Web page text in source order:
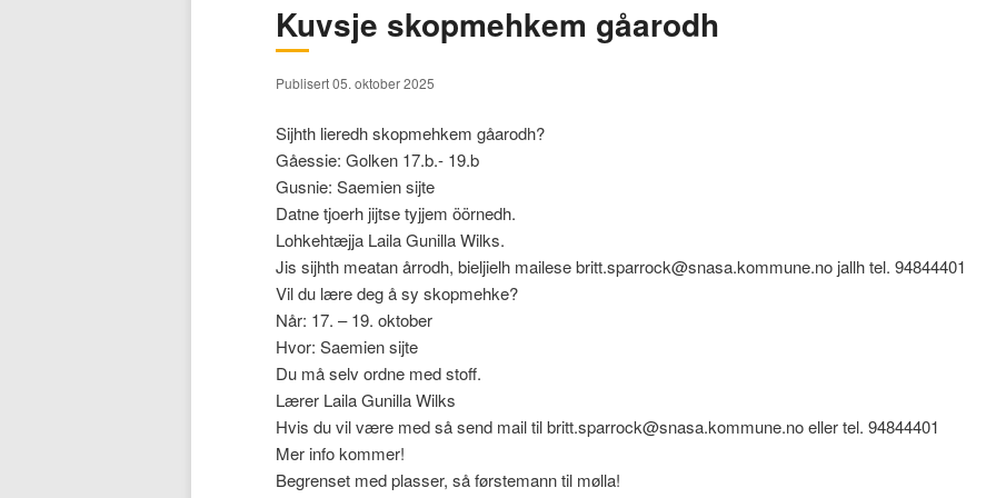
hovedinnholdet
sekundærinnholdet
Kuvsje skopmehkem gåarodh
Publisert 05. oktober 2025
Sijhth lieredh skopmehkem gåarodh?
Gåessie: Golken 17.b.- 19.b
Gusnie: Saemien sijte
Datne tjoerh jijtse tyjjem öörnedh.
Lohkehtæjja Laila Gunilla Wilks.
Jis sijhth meatan årrodh, bieljielh mailese britt.sparrock@snasa.kommune.no jallh tel. 94844401
Vil du lære deg å sy skopmehke?
Når: 17. – 19. oktober
Hvor: Saemien sijte
Du må selv ordne med stoff.
Lærer Laila Gunilla Wilks
Hvis du vil være med så send mail til britt.sparrock@snasa.kommune.no eller tel. 94844401
Mer info kommer!
Begrenset med plasser, så førstemann til mølla!